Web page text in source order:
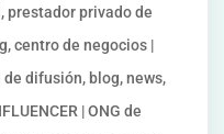
prestador privado de
centro de negocios |
de difusión, blog, news,
| ONG de